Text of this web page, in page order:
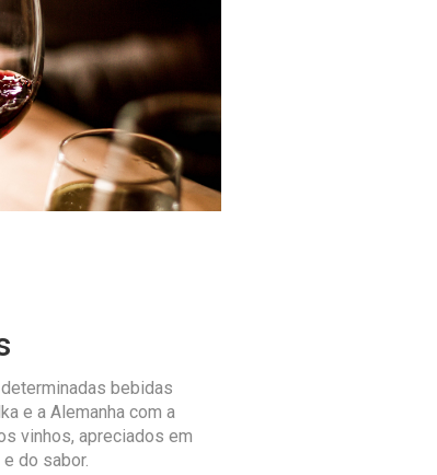
bebidas
e a Alemanha com a
vinhos, apreciados em
do sabor.